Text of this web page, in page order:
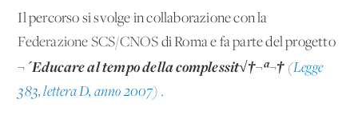
Il percorso si svolge in collaborazione con la
Federazione SCS/CNOS di Roma e fa parte del progetto
¬´Educare al tempo della complessit√†¬ª¬† (Legge
383, lettera D, anno 2007) .